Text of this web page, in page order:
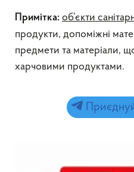
Примітка: об’єкти
продукти, допоміжні
предмети та матеріали,
харчовими продуктами.